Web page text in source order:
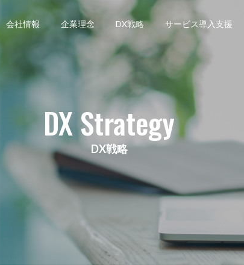
会社情報 企業理念 DX戦略 サービス導入支援
DX Strategy
DX戦略